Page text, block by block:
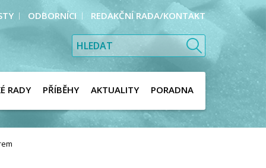
ODBORNÍCI REDAKČNÍ RADA/KONTAKT
RADY PŘÍBĚHY AKTUALITY PORADNA